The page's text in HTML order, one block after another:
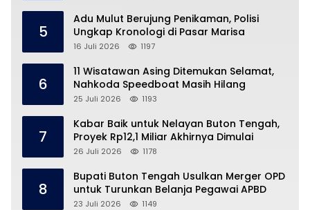
5
Adu Mulut Berujung Penikaman, Polisi
Ungkap Kronologi di Pasar Marisa
16 Juli 2026 1197
6
11 Wisatawan Asing Ditemukan Selamat,
Nahkoda Speedboat Masih Hilang
25 Juli 2026 1193
7
Kabar Baik untuk Nelayan Buton Tengah,
Proyek Rp12,1 Miliar Akhirnya Dimulai
26 Juli 2026 1178
8
Bupati Buton Tengah Usulkan Merger OPD
untuk Turunkan Belanja Pegawai APBD
23 Juli 2026 1149